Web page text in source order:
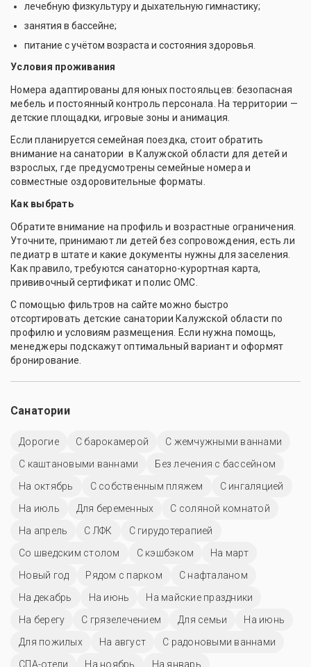
лечебную физкультуру и дыхательную гимнастику;
занятия в бассейне;
питание с учётом возраста и состояния здоровья.
Условия проживания
Номера адаптированы для юных постояльцев: безопасная
мебель и постоянный контроль персонала. На территории —
детские площадки, игровые зоны и анимация.
Если планируется семейная поездка, стоит обратить
внимание на санатории в Калужской области для детей и
взрослых, где предусмотрены семейные номера и
совместные оздоровительные форматы.
Как выбрать
Обратите внимание на профиль и возрастные ограничения.
Уточните, принимают ли детей без сопровождения, есть ли
педиатр в штате и какие документы нужны для заселения.
Как правило, требуются санаторно-курортная карта,
прививочный сертификат и полис ОМС.
С помощью фильтров на сайте можно быстро
отсортировать детские санатории Калужской области по
профилю и условиям размещения. Если нужна помощь,
менеджеры подскажут оптимальный вариант и оформят
бронирование.
Санатории
Дорогие С барокамерой
С жемчужными ваннами
С каштановыми ваннами
Без лечения с бассейном
На октябрь
С собственным пляжем
С ингаляцией
На июль
Для беременных
С соляной комнатой
На апрель
С ЛФК
С гирудотерапией
Со шведским столом
С кэшбэком
На март
Новый год
Рядом с парком
С нафталаном
На декабрь
На июнь
На майские праздники
На берегу
С грязелечением Для семьи
На июнь
Для пожилых
На август
С радоновыми ваннами
СПА-отели
На ноябрь На январь